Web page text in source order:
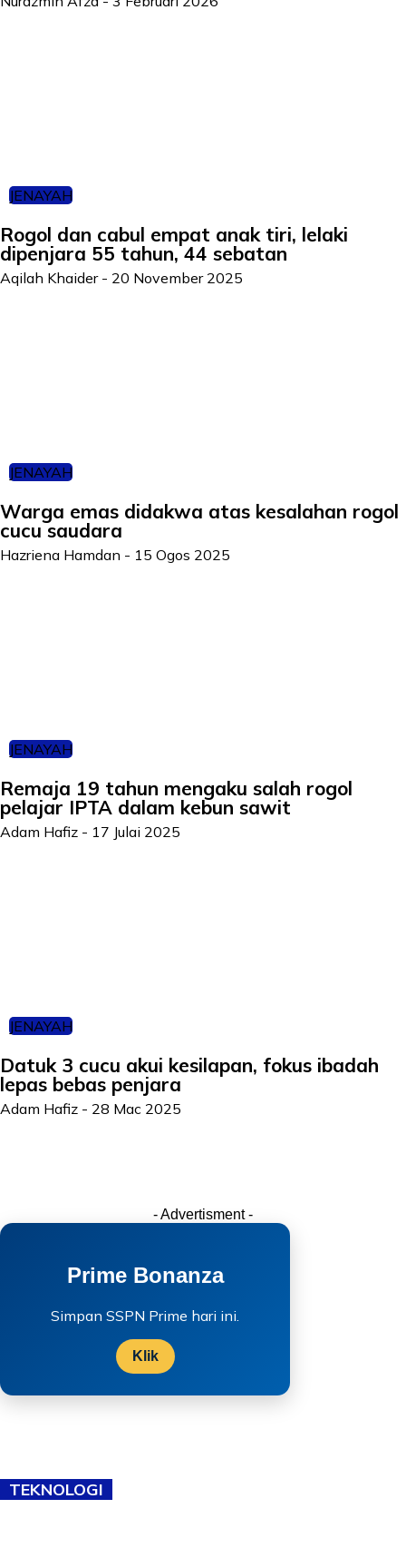
JENAYAH
Rogol dan cabul empat anak tiri, lelaki
dipenjara 55 tahun, 44 sebatan
Aqilah Khaider - 20 November 2025
JENAYAH
Warga emas didakwa atas kesalahan rogol
cucu saudara
Hazriena Hamdan - 15 Ogos 2025
JENAYAH
Remaja 19 tahun mengaku salah rogol
pelajar IPTA dalam kebun sawit
Adam Hafiz - 17 Julai 2025
JENAYAH
Datuk 3 cucu akui kesilapan, fokus ibadah
lepas bebas penjara
Adam Hafiz - 28 Mac 2025
- Advertisment -
Prime Bonanza
Simpan SSPN Prime hari ini.
Klik
TEKNOLOGI